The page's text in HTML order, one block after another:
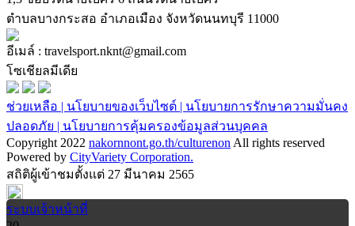
ตำบลบางกระสอ อำเภอเมือง จังหวัดนนทบุรี 11000
อีเมล์ : travelsport.nknt@gmail.com
โซเชียลมีเดีย
ช่วยเหลือ | นโยบายของเว็บไซต์ | นโยบายการรักษาความมั่นคง
ปลอดภัย | นโยบายการคุ้มครองข้อมูลส่วนบุคคล
Copyright 2022 nakornnont.go.th/culturenon All rights reserved
Powered by CityVariety Corporation.
สถิติผู้เข้าชมตั้งแต่ 27 มีนาคม 2565
ระบบเจ้าหน้าที่